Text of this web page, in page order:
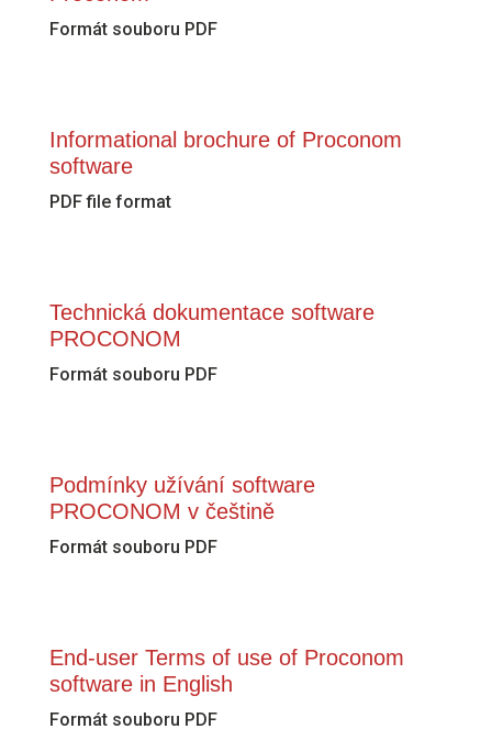
Formát souboru PDF
Informational brochure of Proconom
software
PDF file format
Technická dokumentace software
PROCONOM
Formát souboru PDF
Podmínky užívání software
PROCONOM v češtině
Formát souboru PDF
End-user Terms of use of Proconom
software in English
Formát souboru PDF